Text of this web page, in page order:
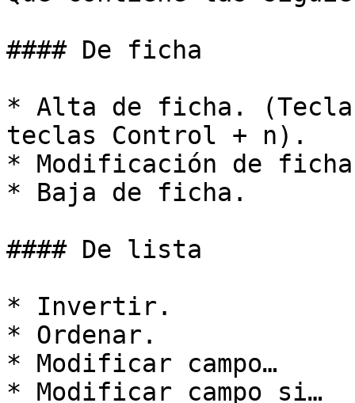
#### De ficha
* Alta de ficha. (Tecla
teclas Control + n).
* Modificación de
* Baja de ficha.
#### De lista
* Invertir.
* Ordenar.
* Modificar campo…
* Modificar campo si…